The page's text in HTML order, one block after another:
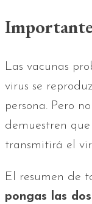
Las vacunas
virus se
persona. Pero
demuestren
transmitirá el
El resumen de
pongas las